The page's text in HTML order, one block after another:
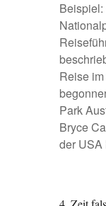
Reise
Park
Bryce
der USA